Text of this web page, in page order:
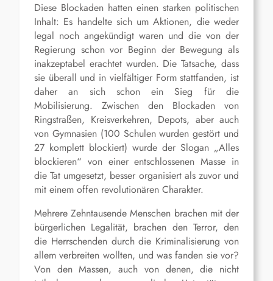
Diese Blockaden hatten einen starken politischen
Inhalt: Es handelte sich um Aktionen, die weder
legal noch angekündigt waren und die von der
Regierung schon vor Beginn der Bewegung als
inakzeptabel erachtet wurden. Die Tatsache, dass
sie überall und in vielfältiger Form stattfanden, ist
daher an sich schon ein Sieg für die
Mobilisierung. Zwischen den Blockaden von
Ringstraßen, Kreisverkehren, Depots, aber auch
von Gymnasien (100 Schulen wurden gestört und
27 komplett blockiert) wurde der Slogan „Alles
blockieren“ von einer entschlossenen Masse in
die Tat umgesetzt, besser organisiert als zuvor und
mit einem offen revolutionären Charakter.
Mehrere Zehntausende Menschen brachen mit der
bürgerlichen Legalität, brachen den Terror, den
die Herrschenden durch die Kriminalisierung von
allem verbreiten wollten, und was fanden sie vor?
Von den Massen, auch von denen, die nicht